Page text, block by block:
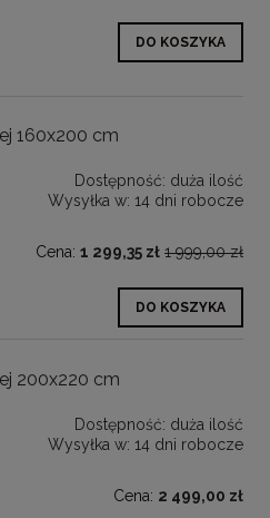
DO KOSZYKA
160x200 cm
Dostępność: duża ilość
Wysyłka w: 14 dni robocze
Cena: 1 299,35 zł 1 999,00 zł
DO KOSZYKA
200x220 cm
Dostępność: duża ilość
Wysyłka w: 14 dni robocze
Cena: 2 499,00 zł